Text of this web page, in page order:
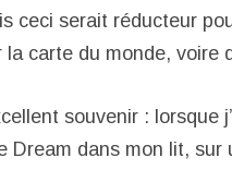
ceci serait réducteur
carte du monde, voire
souvenir : lorsque
Dream dans mon lit,